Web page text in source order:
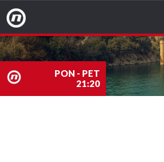
PON - PET
21:20
Nova TV